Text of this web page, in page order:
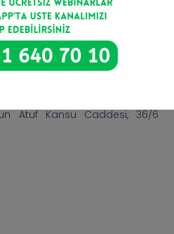
Atuf Kansu Caddesi, 36/6